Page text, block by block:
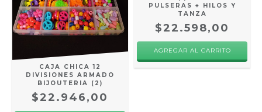
CAJA CHICA 12
DIVISIONES ARMADO
BIJOUTERIA (2)
$22.946,00
PULSERAS + HILOS Y
TANZA
$22.598,00